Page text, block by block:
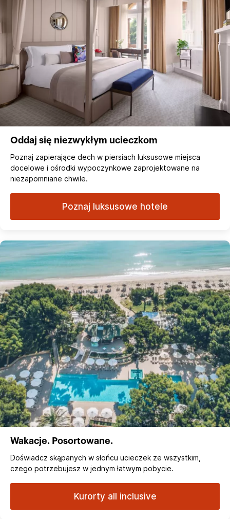
Oddaj się niezwykłym ucieczkom
Poznaj zapierające dech w piersiach luksusowe miejsca
docelowe i ośrodki wypoczynkowe zaprojektowane na
niezapomniane chwile.
Poznaj luksusowe hotele
Wakacje. Posortowane.
Doświadcz skąpanych w słońcu ucieczek ze wszystkim,
czego potrzebujesz w jednym łatwym pobycie.
Kurorty all inclusive